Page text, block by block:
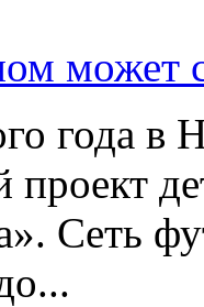
может
года
проект
Сеть